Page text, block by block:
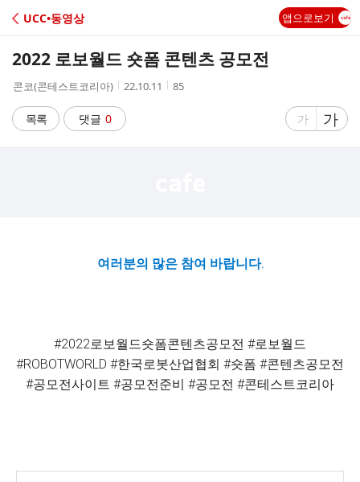
C
A
UCC•동영상 앱으로보기
2022 로보월드 숏폼 콘텐츠 공모전
작
자
콘코(콘테스트코리아)
작
시
간
22.10.11
조
85
목록 댓글 0
글
가
글
자
가
여러분의 많은 참여 바랍니다.
#2022로보월드숏폼콘텐츠공모전 #로보월드
#ROBOTWORLD #한국로봇산업협회 #숏폼 #콘텐츠공모전
#공모전사이트 #공모전준비 #공모전 #콘테스트코리아